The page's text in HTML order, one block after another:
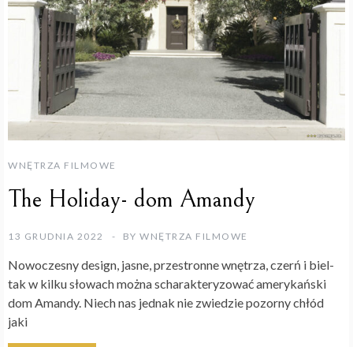
WNĘTRZA FILMOWE
The Holiday- dom Amandy
13 GRUDNIA 2022 BY WNĘTRZA FILMOWE
Nowoczesny design, jasne, przestronne wnętrza, czerń i biel-
tak w kilku słowach można scharakteryzować amerykański
dom Amandy. Niech nas jednak nie zwiedzie pozorny chłód
jaki